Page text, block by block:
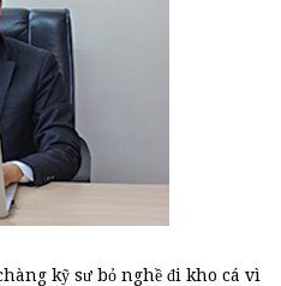
kỹ sư bỏ nghề đi kho cá vì